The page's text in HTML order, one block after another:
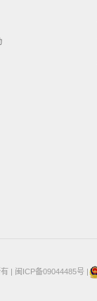
| 闽ICP备09044485号 |